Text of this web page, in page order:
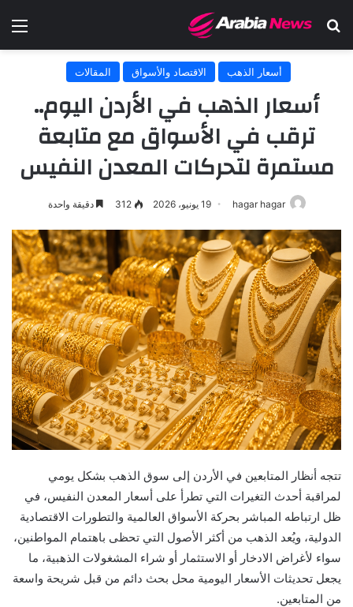
بحث عن
أسعار الذهب الاقتصاد والأسواق المقالات
أسعار الذهب في الأردن اليوم..
ترقب في الأسواق مع متابعة
مستمرة لتحركات المعدن النفيس
hagar hagar 19 يونيو، 2026 312 دقيقة واحدة
تتجه أنظار المتابعين في الأردن إلى سوق الذهب بشكل يومي
لمراقبة أحدث التغيرات التي تطرأ على أسعار المعدن النفيس، في
ظل ارتباطه المباشر بحركة الأسواق العالمية والتطورات الاقتصادية
الدولية، ويُعد الذهب من أكثر الأصول التي تحظى باهتمام المواطنين،
سواء لأغراض الادخار أو الاستثمار أو شراء المشغولات الذهبية، ما
يجعل تحديثات الأسعار اليومية محل بحث دائم من قبل شريحة واسعة
من المتابعين.